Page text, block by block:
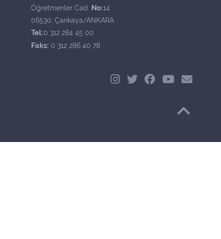
Öğretmenler Cad. No:14
06530, Çankaya/ANKARA
Tel:0 312 284 45 00
Faks: 0 312 286 40 78